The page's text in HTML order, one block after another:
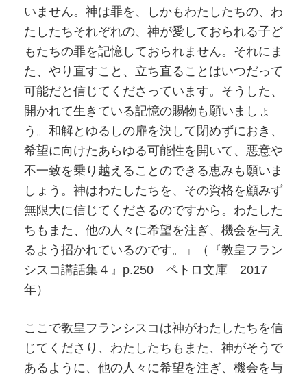
いません。神は罪を、しかもわたしたちの、わ
たしたちそれぞれの、神が愛しておられる子ど
もたちの罪を記憶しておられません。それにま
た、やり直すこと、立ち直ることはいつだって
可能だと信じてくださっています。そうした、
開かれて生きている記憶の賜物も願いましょ
う。和解とゆるしの扉を決して閉めずにおき、
希望に向けたあらゆる可能性を開いて、悪意や
不一致を乗り越えることのできる恵みも願いま
しょう。神はわたしたちを、その資格を顧みず
無限大に信じてくださるのですから。わたした
ちもまた、他の人々に希望を注ぎ、機会を与え
るよう招かれているのです。」（『教皇フラン
シスコ講話集４』p.250 ペトロ文庫 2017
年）
ここで教皇フランシスコは神がわたしたちを信
じてくださり、わたしたちもまた、神がそうで
あるように、他の人々に希望を注ぎ、機会を与